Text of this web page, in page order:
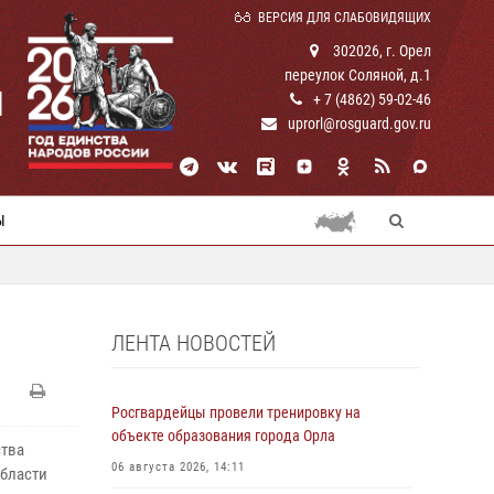
ВЕРСИЯ ДЛЯ СЛАБОВИДЯЩИХ
302026, г. Орел
переулок Соляной, д.1
+ 7 (4862) 59-02-46
uprorl@rosguard.gov.ru
ЛЕНТА НОВОСТЕЙ
Росгвардейцы провели тренировку на
объекте образования города Орла
06 августа 2026, 14:11